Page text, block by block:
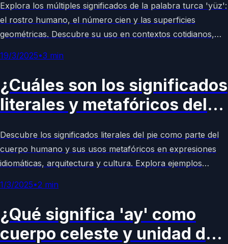
Explora los múltiples significados de la palabra turca 'yüz':
el rostro humano, el número cien y las superficies
geométricas. Descubre su uso en contextos cotidianos,
detallado y accesible.
19/3/2025•3 min
¿Cuáles son los significados
literales y metafóricos del
Descubre los significados literales del pie como parte del
cuerpo humano y sus usos metafóricos en expresiones
idiomáticas, arquitectura y cultura. Explora ejemplos
enciclopédico completo y accesible.
1/3/2025•2 min
¿Qué significa 'ay' como
cuerpo celeste y unidad de